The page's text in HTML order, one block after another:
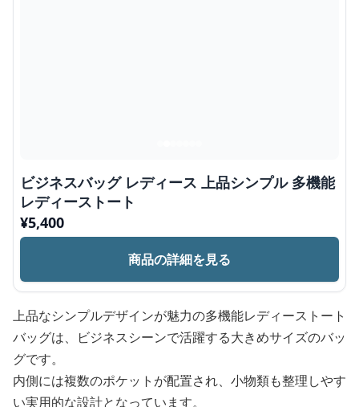
ビジネスバッグ レディース 上品シンプル 多機能
レディーストート
¥5,400
商品の詳細を見る
上品なシンプルデザインが魅力の多機能レディーストート
バッグは、ビジネスシーンで活躍する大きめサイズのバッ
グです。
内側には複数のポケットが配置され、小物類も整理しやす
い実用的な設計となっています。